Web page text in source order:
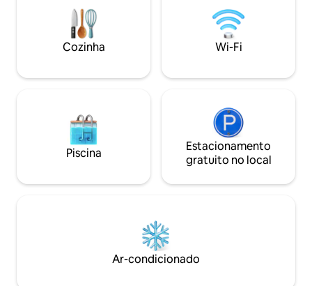
Mazu, a deusa do mar, traz paz e calma.
A atmosfera e as vistas deslumbrantes
para o mar criam o cenário perfeito para
relaxar e descontrair.
a um grande
privativos e um
condicionado,
Cozinha Wi-Fi
Piscina
Estacionamento
gratuito no local
Ar-condicionado